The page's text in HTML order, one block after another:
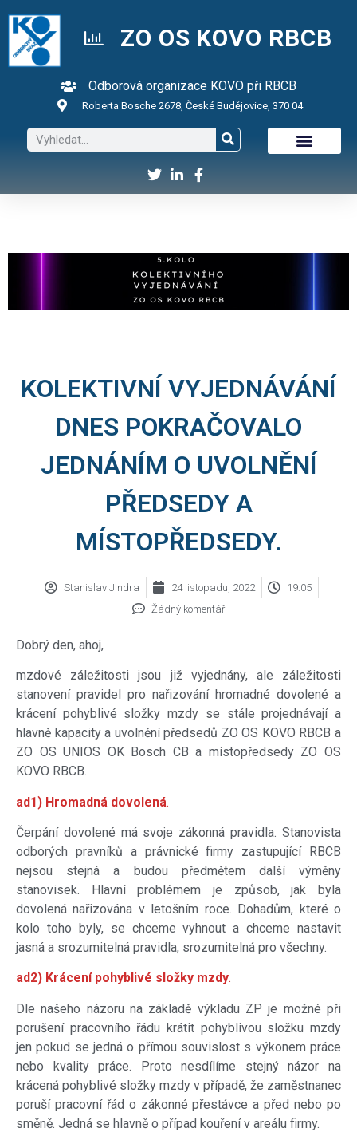
ZO OS KOVO RBCB
Odborová organizace KOVO při RBCB
Roberta Bosche 2678, České Budějovice, 370 04
KOLEKTIVNÍ VYJEDNÁVÁNÍ
DNES POKRAČOVALO
JEDNÁNÍM O UVOLNĚNÍ
PŘEDSEDY A
MÍSTOPŘEDSEDY.
Stanislav Jindra 24 listopadu, 2022
19:05
Žádný komentář
Dobrý den, ahoj,
mzdové záležitosti jsou již vyjednány, ale záležitosti
stanovení pravidel pro nařizování hromadné dovolené a
krácení pohyblivé složky mzdy se stále projednávají a
hlavně kapacity a uvolnění předsedů ZO OS KOVO RBCB a
ZO OS UNIOS OK Bosch CB a místopředsedy ZO OS
KOVO RBCB.
ad1) Hromadná dovolená.
Čerpání dovolené má svoje zákonná pravidla. Stanovista
odborých pravníků a právnické firmy zastupující RBCB
nejsou stejná a budou předmětem další výměny
stanovisek. Hlavní problémem je způsob, jak byla
dovolená nařizována v letošním roce. Dohadům, které o
kolo toho byly, se chceme vyhnout a chceme nastavit
jasná a srozumitelná pravidla, srozumitelná pro všechny.
ad2) Krácení pohyblivé složky mzdy.
Dle našeho názoru na základě výkladu ZP je možné při
porušení pracovního řádu krátit pohyblivou složku mzdy
jen pokud se jedná o přímou souvislost s výkonem práce
nebo kvality práce. Proto nesdílíme stejný názor na
krácená pohyblivé složky mzdy v případě, že zaměstnanec
poruší pracovní řád o zákonné přestávce a před nebo po
směně. Jedná se hlavně o případ kouření v areálu firmy.